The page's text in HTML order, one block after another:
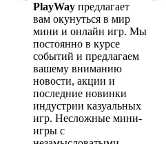
PlayWay предлагает
вам окунуться в мир
мини и онлайн игр. Мы
постоянно в курсе
событий и предлагаем
вашему вниманию
новости, акции и
последние новинки
индустрии казуальных
игр. Несложные мини-
игры с